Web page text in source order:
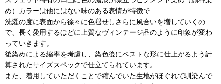
め）カラーは他にはない味のある表情が特徴で
洗濯の度に表面から徐々に色褪せしさらに風合いを増していくの
で、長く愛用するほどに上質なヴィンテージ品のように印象が変わ
っていきます。
後染めによる縮率を考慮し、染色後にベストな形に仕上がるよう計
算されたサイズスペックで仕立てられています。
また、着用していただくことで縮んでいた生地がほぐれて馴染んで